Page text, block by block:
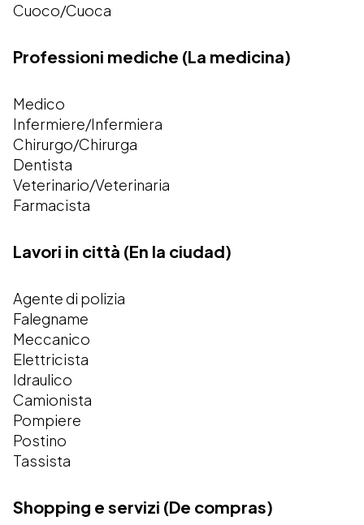
Cuoco/Cuoca
Professioni mediche (La medicina)
Medico
Infermiere/Infermiera
Chirurgo/Chirurga
Dentista
Veterinario/Veterinaria
Farmacista
Lavori in città (En la ciudad)
Agente di polizia
Falegname
Meccanico
Elettricista
Idraulico
Camionista
Pompiere
Postino
Tassista
Shopping e servizi (De compras)